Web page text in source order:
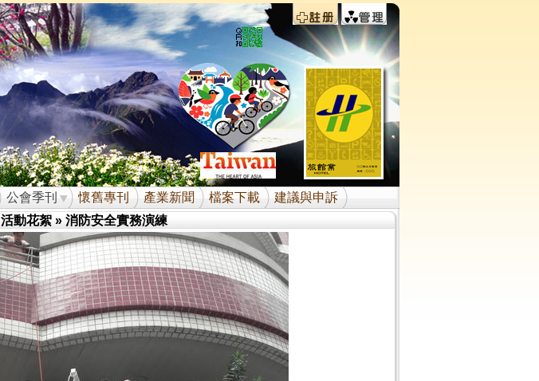
公會季刊 懷舊專刊 產業新聞 檔案下載
建議與申訴
活動花絮 » 消防安全實務演練